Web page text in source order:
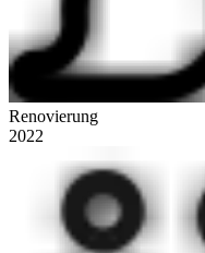
Renovierung
2022